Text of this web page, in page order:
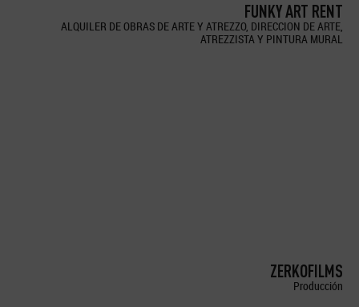
FUNKY ART RENT
ALQUILER DE OBRAS DE ARTE Y ATREZZO, DIRECCION DE ARTE,
ATREZZISTA Y PINTURA MURAL
ZERKOFILMS
Producción